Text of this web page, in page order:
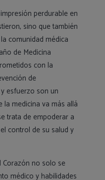
perdurable en
sino que también
comunidad médica
de Medicina
con la
de
esfuerzo son un
medicina va más allá
trata de empoderar a
control de su salud y
no solo se
médico y habilidades